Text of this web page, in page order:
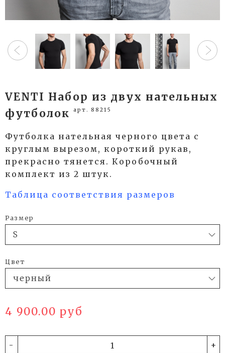
VENTI Набор из двух нательных
футболок
арт. 88215
Футболка нательная черного цвета с
круглым вырезом, короткий рукав,
прекрасно тянется. Коробочный
комплект из 2 штук.
Таблица соответствия размеров
Размер
Цвет
4 900.00 руб
- +